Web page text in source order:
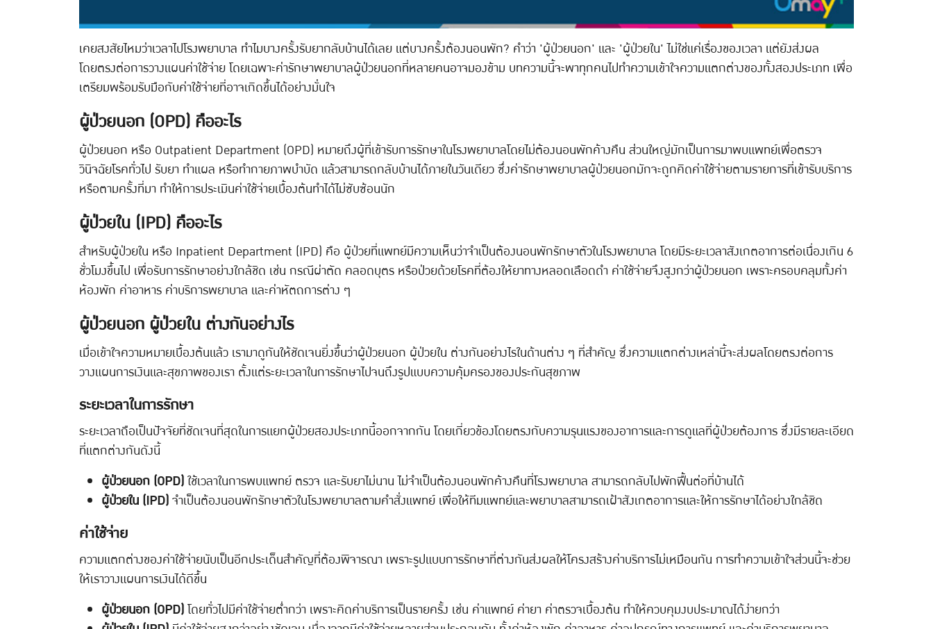
เคยสงสัยไหมว่าเวลาไปโรงพยาบาล ทำไมบางครั้งรับยากลับบ้านได้เลย แต่บางครั้งต้องนอนพัก? คำว่า 'ผู้ป่วยนอก' และ 'ผู้ป่วยใน' ไม่ใช่แค่เรื่องของเวลา แต่ยังส่งผล
โดยตรงต่อการวางแผนค่าใช้จ่าย โดยเฉพาะค่ารักษาพยาบาลผู้ป่วยนอกที่หลายคนอาจมองข้าม บทความนี้จะพาทุกคนไปทำความเข้าใจความแตกต่างของทั้งสองประเภท เพื่อ
เตรียมพร้อมรับมือกับค่าใช้จ่ายที่อาจเกิดขึ้นได้อย่างมั่นใจ
ผู้ป่วยนอก (OPD) คืออะไร
ผู้ป่วยนอก หรือ Outpatient Department (OPD) หมายถึงผู้ที่เข้ารับการรักษาในโรงพยาบาลโดยไม่ต้องนอนพักค้างคืน ส่วนใหญ่มักเป็นการมาพบแพทย์เพื่อตรวจ
วินิจฉัยโรคทั่วไป รับยา ทำแผล หรือทำกายภาพบำบัด แล้วสามารถกลับบ้านได้ภายในวันเดียว ซึ่งค่ารักษาพยาบาลผู้ป่วยนอกมักจะถูกคิดค่าใช้จ่ายตามรายการที่เข้ารับบริการ
หรือตามครั้งที่มา ทำให้การประเมินค่าใช้จ่ายเบื้องต้นทำได้ไม่ซับซ้อนนัก
ผู้ป่วยใน (IPD) คืออะไร
สำหรับผู้ป่วยใน หรือ Inpatient Department (IPD) คือ ผู้ป่วยที่แพทย์มีความเห็นว่าจำเป็นต้องนอนพักรักษาตัวในโรงพยาบาล โดยมีระยะเวลาสังเกตอาการต่อเนื่องเกิน 6
ชั่วโมงขึ้นไป เพื่อรับการรักษาอย่างใกล้ชิด เช่น กรณีผ่าตัด คลอดบุตร หรือป่วยด้วยโรคที่ต้องให้ยาทางหลอดเลือดดำ ค่าใช้จ่ายจึงสูงกว่าผู้ป่วยนอก เพราะครอบคลุมทั้งค่า
ห้องพัก ค่าอาหาร ค่าบริการพยาบาล และค่าหัตถการต่าง ๆ
ผู้ป่วยนอก ผู้ป่วยใน ต่างกันอย่างไร
เมื่อเข้าใจความหมายเบื้องต้นแล้ว เรามาดูกันให้ชัดเจนยิ่งขึ้นว่าผู้ป่วยนอก ผู้ป่วยใน ต่างกันอย่างไรในด้านต่าง ๆ ที่สำคัญ ซึ่งความแตกต่างเหล่านี้จะส่งผลโดยตรงต่อการ
วางแผนการเงินและสุขภาพของเรา ตั้งแต่ระยะเวลาในการรักษาไปจนถึงรูปแบบความคุ้มครองของประกันสุขภาพ
ระยะเวลาในการรักษา
ระยะเวลาถือเป็นปัจจัยที่ชัดเจนที่สุดในการแยกผู้ป่วยสองประเภทนี้ออกจากกัน โดยเกี่ยวข้องโดยตรงกับความรุนแรงของอาการและการดูแลที่ผู้ป่วยต้องการ ซึ่งมีรายละเอียด
ที่แตกต่างกันดังนี้
ผู้ป่วยนอก (OPD)ใช้เวลาในการพบแพทย์ ตรวจ และรับยาไม่นาน ไม่จำเป็นต้องนอนพักค้างคืนที่โรงพยาบาล สามารถกลับไปพักฟื้นต่อที่บ้านได้
ผู้ป่วยใน (IPD)จำเป็นต้องนอนพักรักษาตัวในโรงพยาบาลตามคำสั่งแพทย์ เพื่อให้ทีมแพทย์และพยาบาลสามารถเฝ้าสังเกตอาการและให้การรักษาได้อย่างใกล้ชิด
ค่าใช้จ่าย
ความแตกต่างของค่าใช้จ่ายนับเป็นอีกประเด็นสำคัญที่ต้องพิจารณา เพราะรูปแบบการรักษาที่ต่างกันส่งผลให้โครงสร้างค่าบริการไม่เหมือนกัน การทำความเข้าใจส่วนนี้จะช่วย
ให้เราวางแผนการเงินได้ดีขึ้น
ผู้ป่วยนอก (OPD)โดยทั่วไปมีค่าใช้จ่ายต่ำกว่า เพราะคิดค่าบริการเป็นรายครั้ง เช่น ค่าแพทย์ ค่ายา ค่าตรวจเบื้องต้น ทำให้ควบคุมงบประมาณได้ง่ายกว่า